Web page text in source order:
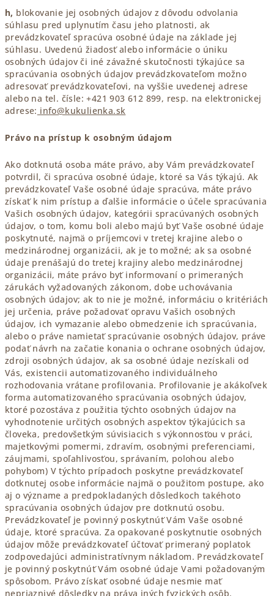
h, blokovanie jej osobných údajov z dôvodu odvolania
súhlasu pred uplynutím času jeho platnosti, ak
prevádzkovateľ spracúva osobné údaje na základe jej
súhlasu. Uvedenú žiadosť alebo informácie o úniku
osobných údajov či iné závažné skutočnosti týkajúce sa
spracúvania osobných údajov prevádzkovateľom možno
adresovať prevádzkovateľovi, na vyššie uvedenej adrese
alebo na tel. čísle: +421 903 612 899, resp. na elektronickej
adrese: info@kukulienka.sk
Právo na prístup k osobným údajom
Ako dotknutá osoba máte právo, aby Vám prevádzkovateľ
potvrdil, či spracúva osobné údaje, ktoré sa Vás týkajú. Ak
prevádzkovateľ Vaše osobné údaje spracúva, máte právo
získať k nim prístup a ďalšie informácie o účele spracúvania
Vašich osobných údajov, kategórii spracúvaných osobných
údajov, o tom, komu boli alebo majú byť Vaše osobné údaje
poskytnuté, najmä o príjemcovi v tretej krajine alebo o
medzinárodnej organizácii, ak je to možné; ak sa osobné
údaje prenášajú do tretej krajiny alebo medzinárodnej
organizácii, máte právo byť informovaní o primeraných
zárukách vyžadovaných zákonom, dobe uchovávania
osobných údajov; ak to nie je možné, informáciu o kritériách
jej určenia, práve požadovať opravu Vašich osobných
údajov, ich vymazanie alebo obmedzenie ich spracúvania,
alebo o práve namietať spracúvanie osobných údajov, práve
podať návrh na začatie konania o ochrane osobných údajov,
zdroji osobných údajov, ak sa osobné údaje nezískali od
Vás, existencii automatizovaného individuálneho
rozhodovania vrátane profilovania. Profilovanie je akákoľvek
forma automatizovaného spracúvania osobných údajov,
ktoré pozostáva z použitia týchto osobných údajov na
vyhodnotenie určitých osobných aspektov týkajúcich sa
človeka, predovšetkým súvisiacich s výkonnosťou v práci,
majetkovými pomermi, zdravím, osobnými preferenciami,
záujmami, spoľahlivosťou, správaním, polohou alebo
pohybom) V týchto prípadoch poskytne prevádzkovateľ
dotknutej osobe informácie najmä o použitom postupe, ako
aj o význame a predpokladaných dôsledkoch takéhoto
spracúvania osobných údajov pre dotknutú osobu.
Prevádzkovateľ je povinný poskytnúť Vám Vaše osobné
údaje, ktoré spracúva. Za opakované poskytnutie osobných
údajov môže prevádzkovateľ účtovať primeraný poplatok
zodpovedajúci administratívnym nákladom. Prevádzkovateľ
je povinný poskytnúť Vám osobné údaje Vami požadovaným
spôsobom. Právo získať osobné údaje nesmie mať
nepriaznivé dôsledky na práva iných fyzických osôb.